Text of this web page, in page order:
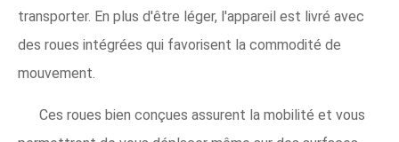
transporter. En plus d'être léger, l'appareil est livré avec
des roues intégrées qui favorisent la commodité de
mouvement.
Ces roues bien conçues assurent la mobilité et vous